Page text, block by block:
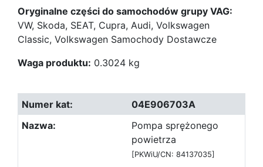
Oryginalne części do samochodów grupy VAG:
VW, Skoda, SEAT, Cupra, Audi, Volkswagen
Classic, Volkswagen Samochody Dostawcze
Waga produktu: 0.3024 kg
04E906703A
Pompa sprężonego
powietrza
[PKWiU/CN: 84137035]